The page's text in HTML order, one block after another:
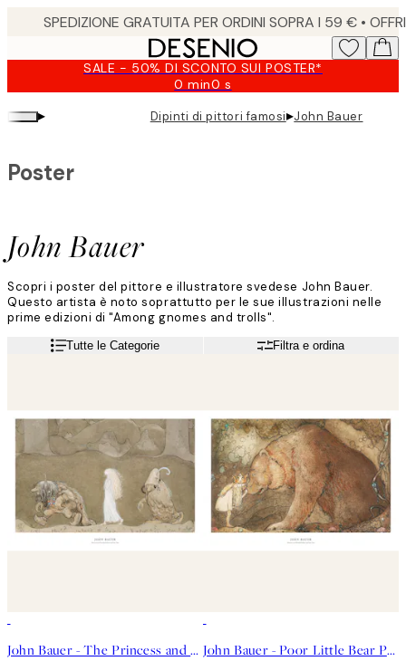
SALE - 50% DI SCONTO SUI POSTER*
0 min0 s
Valido
fino
a:
▸ Dipinti di pittori famosi▸John Bauer
John Bauer
Poster
Scopri i poster del pittore e illustratore svedese John Bauer.
Questo artista è noto soprattutto per le sue illustrazioni nelle
prime edizioni di "Among gnomes and trolls".
Tutte le Categorie Filtra e ordina
John Bauer - The Princess and the Trolls Poster John Bauer - Poor Little Bear Poster